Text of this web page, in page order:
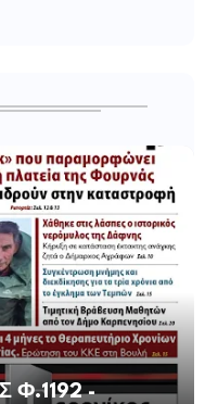
Φ.1192 -